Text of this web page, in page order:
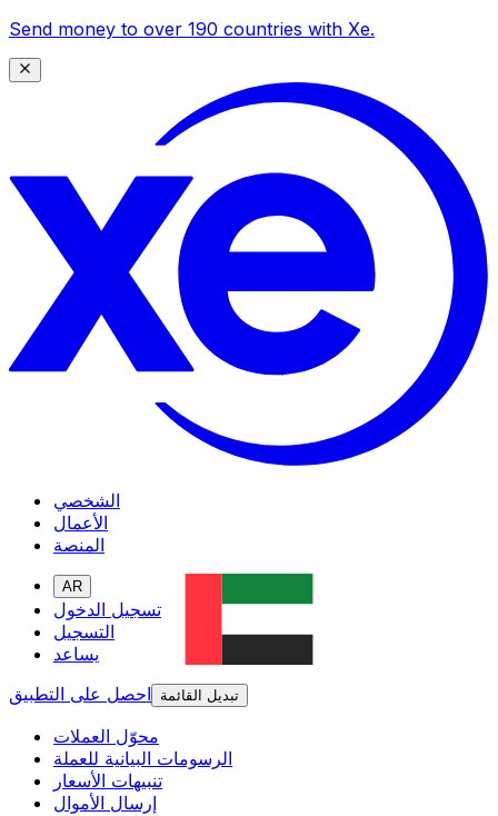
Send money to over 190 countries with Xe.
الشخصي
الأعمال
المنصة
AR
تسجيل الدخول
التسجيل
يساعد
احصل على التطبيق
تبديل القائمة
محوّل العملات
الرسومات البيانية للعملة
تنبيهات الأسعار
إرسال الأموال